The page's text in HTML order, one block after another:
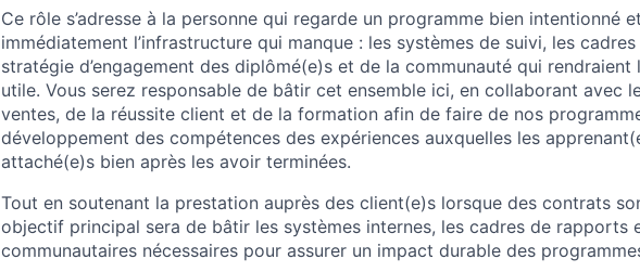
Ce rôle s’adresse à la personne qui regarde un programme bien intentionné
immédiatement l’infrastructure qui manque : les systèmes de suivi, les
stratégie d’engagement des diplômé(e)s et de la communauté qui
utile. Vous serez responsable de bâtir cet ensemble ici, en collaborant avec
ventes, de la réussite client et de la formation afin de faire de nos
développement des compétences des expériences auxquelles les
attaché(e)s bien après les avoir terminées.
Tout en soutenant la prestation auprès des client(e)s lorsque des contrats
objectif principal sera de bâtir les systèmes internes, les cadres de rapports
communautaires nécessaires pour assurer un impact durable des